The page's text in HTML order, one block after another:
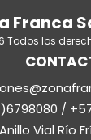
Franca
Todos los
/
Vial Río